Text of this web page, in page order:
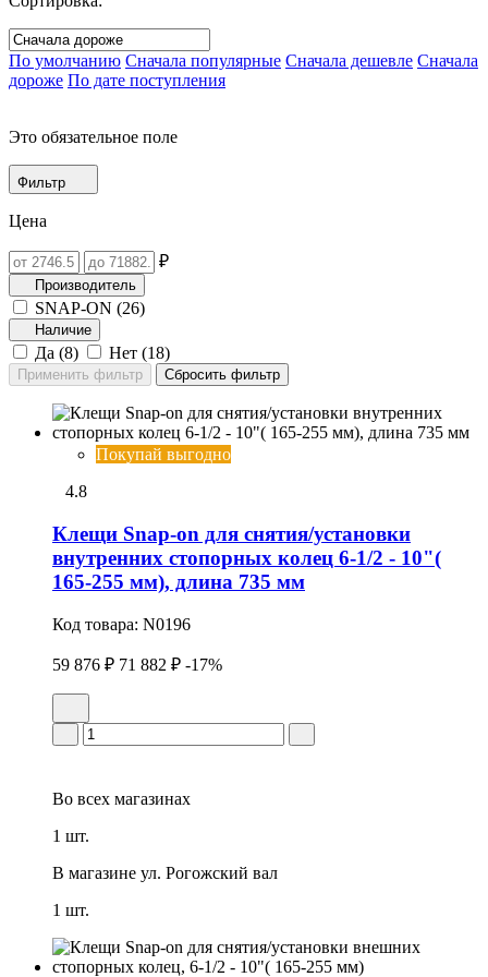
По умолчанию Сначала популярные Сначала дешевле Сначала
дороже По дате поступления
Это обязательное поле
Фильтр
Цена
₽
Производитель
SNAP-ON (26)
Наличие
Да (8) Нет (18)
Покупай выгодно
4.8
Клещи Snap-on для снятия/установки
внутренних стопоpных колец 6-1/2 - 10"(
165-255 мм), длина 735 мм
Код товара: N0196
59 876 ₽ 71 882 ₽ -17%
Во всех магазинах
1 шт.
В магазине ул. Рогожский вал
1 шт.